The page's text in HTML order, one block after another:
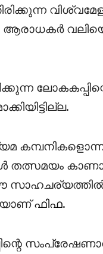
ആരാധകർ
തത്സമയം
ഫിഫ.